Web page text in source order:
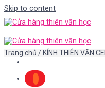
Skip to content
Trang chủ / KÍNH THIÊN VĂN